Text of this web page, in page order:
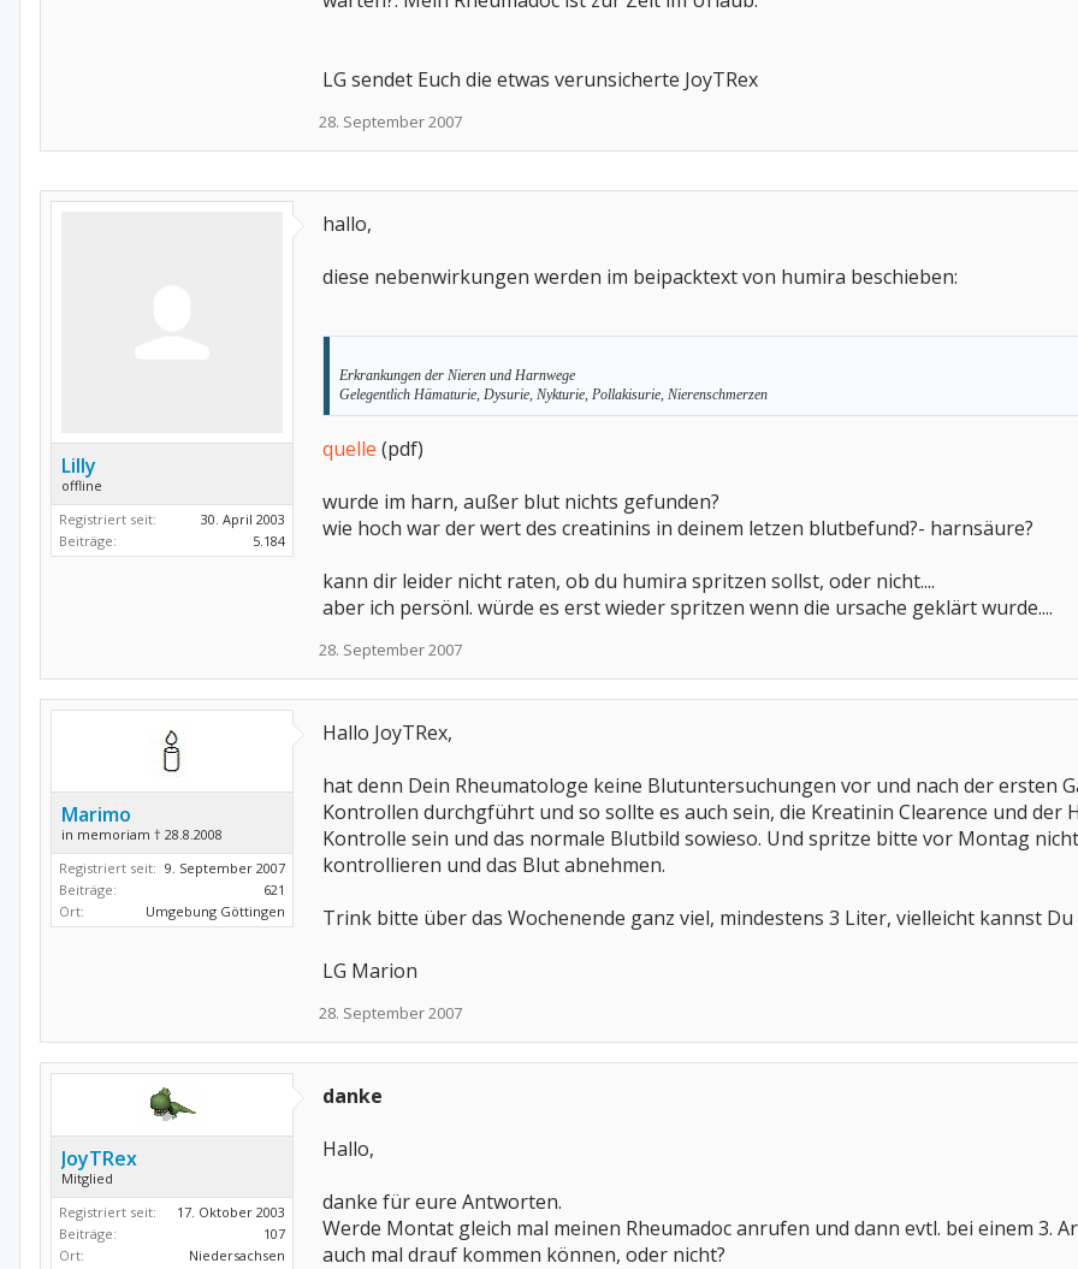
LG sendet Euch die etwas verunsicherte JoyTRex
28. September 2007
Lilly
offline
Registriert seit:
30. April 2003
Beiträge:
5.184
hallo,
diese nebenwirkungen werden im beipacktext von humira beschieben:
Erkrankungen der Nieren und Harnwege
Gelegentlich Hämaturie, Dysurie, Nykturie, Pollakisurie, Nierenschmerzen
quelle (pdf)
wurde im harn, außer blut nichts gefunden?
wie hoch war der wert des creatinins in deinem letzen blutbefund?- harnsäure?
kann dir leider nicht raten, ob du humira spritzen sollst, oder nicht....
aber ich persönl. würde es erst wieder spritzen wenn die ursache geklärt wurde....
28. September 2007
Marimo
in memoriam † 28.8.2008
Registriert seit: 9. September 2007
Beiträge:
621
Ort:
Umgebung Göttingen
Hallo JoyTRex,
hat denn Dein Rheumatologe keine Blutuntersuchungen vor und nach der ersten
Kontrollen durchgführt und so sollte es auch sein, die Kreatinin Clearence und
Kontrolle sein und das normale Blutbild sowieso. Und spritze bitte vor Montag
kontrollieren und das Blut abnehmen.
Trink bitte über das Wochenende ganz viel, mindestens 3 Liter, vielleicht kannst
LG Marion
28. September 2007
JoyTRex
Mitglied
Registriert seit:
17. Oktober 2003
Beiträge:
107
Ort:
Niedersachsen
danke
Hallo,
danke für eure Antworten.
Werde Montat gleich mal meinen Rheumadoc anrufen und dann evtl. bei einem 3.
auch mal drauf kommen können, oder nicht?